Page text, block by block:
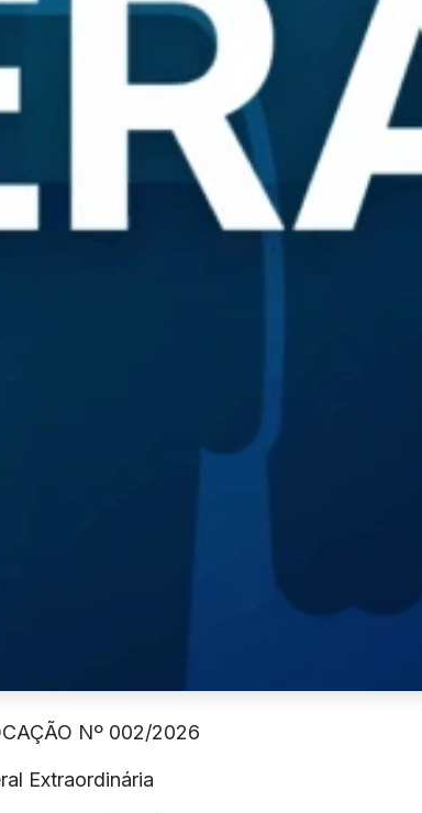
Nº 002/2026
Extraordinária